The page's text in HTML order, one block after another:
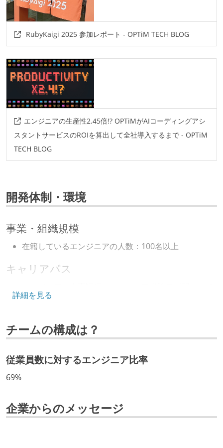
RubyKaigi 2025 参加レポート - OPTiM TECH BLOG
エンジニアの生産性2.45倍!? OPTiMがAIコーディングアシ
スタントサービスのROIを算出して全社導入するまで - OPTiM
TECH BLOG
開発体制・環境
事業・組織規模
在籍しているエンジニアの人数：100名以上
キャリアパス
いる
ついて話す場が設けられている
CTO またはそれに準じる、技術やワークフローの標準
ング部門の人間が経営に参加している
詳細を見る
チームの構成は？
従業員数に対するエンジニア比率
69%
企業からのメッセージ